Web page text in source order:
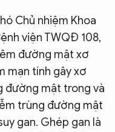
Chủ nhiệm Khoa
viện TWQĐ 108,
đường mật xơ
mạn tính gây xơ
đường mật trong và
trùng đường mật
gan. Ghép gan là